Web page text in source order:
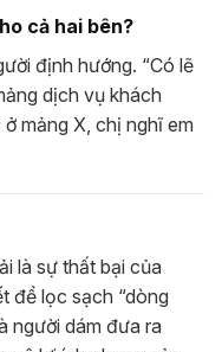
cả hai bên?
định hướng. “Có lẽ
dịch vụ khách
mảng X, chị nghĩ em
là sự thất bại của
để lọc sạch “dòng
người dám đưa ra